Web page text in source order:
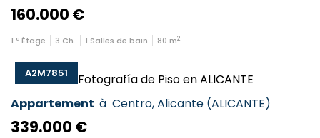
160.000 €
1 ª Étage 3 Ch. 1 Salles de bain 80 m2
A2M7851
Appartement à Centro,Alicante (ALICANTE)
339.000 €